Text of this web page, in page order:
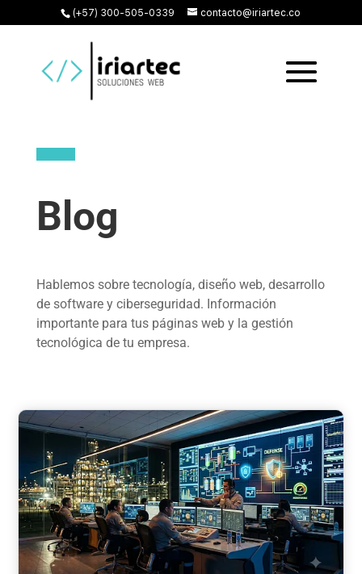
(+57) 300-505-0339 contacto@iriartec.co
Blog
Hablemos sobre tecnología, diseño web, desarrollo
de software y ciberseguridad. Información
importante para tus páginas web y la gestión
tecnológica de tu empresa.